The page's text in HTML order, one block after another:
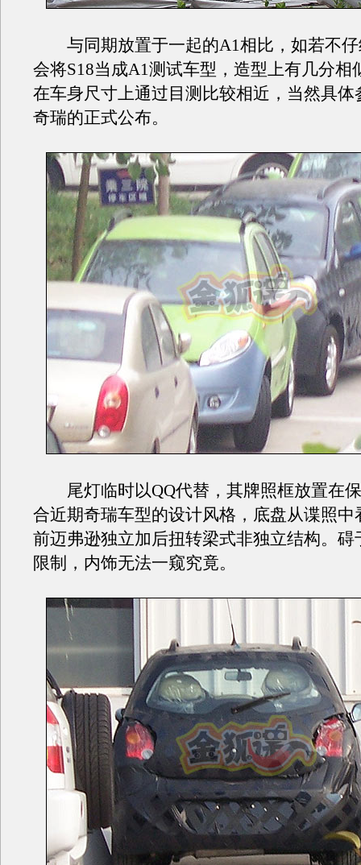
与同期放置于一起的A1相比，如若不仔
会将S18当成A1测试车型，造型上有几分相
在车身尺寸上通过目测比较相近，当然具体
奇瑞的正式公布。
尾灯临时以QQ代替，其牌照框放置在
合近期奇瑞车型的设计风格，底盘从谍照中
前迈弗逊独立加后扭转梁式非独立结构。碍
限制，内饰无法一窥究竟。